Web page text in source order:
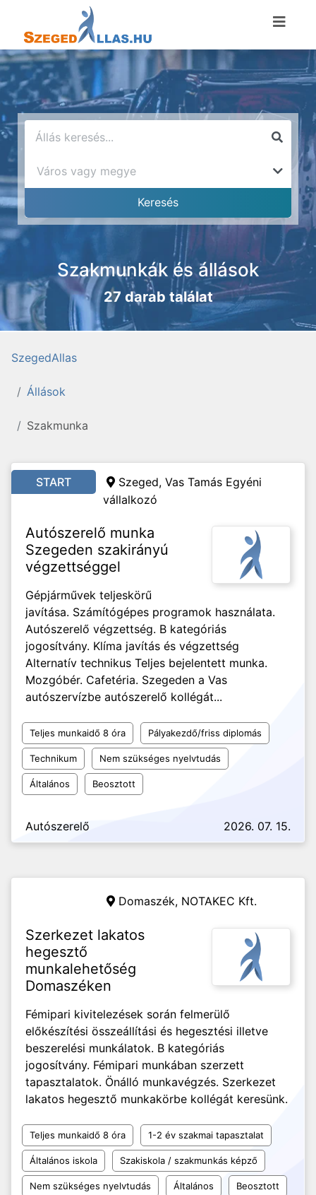
Szakmunkák és állások
27 darab találat
SzegedAllas
Állások
Szakmunka
START Szeged, Vas Tamás Egyéni
vállalkozó
Autószerelő munka
Szegeden szakirányú
végzettséggel
Gépjárművek teljeskörű
javítása. Számítógépes programok használata.
Autószerelő végzettség. B kategóriás
jogosítvány. Klíma javítás és végzettség
Alternatív technikus Teljes bejelentett munka.
Mozgóbér. Cafetéria. Szegeden a Vas
autószervízbe autószerelő kollégát...
Teljes munkaidő 8 óra Pályakezdő/friss diplomás
Technikum Nem szükséges nyelvtudás
Általános Beosztott
Autószerelő 2026. 07. 15.
Domaszék, NOTAKEC Kft.
Szerkezet lakatos
hegesztő
munkalehetőség
Domaszéken
Fémipari kivitelezések során felmerülő
előkészítési összeállítási és hegesztési illetve
beszerelési munkálatok. B kategóriás
jogosítvány. Fémipari munkában szerzett
tapasztalatok. Önálló munkavégzés. Szerkezet
lakatos hegesztő munkakörbe kollégát keresünk.
Teljes munkaidő 8 óra 1-2 év szakmai tapasztalat
Általános iskola Szakiskola / szakmunkás képző
Nem szükséges nyelvtudás Általános Beosztott